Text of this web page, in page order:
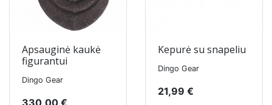
Apsauginė kaukė
figurantui
Dingo Gear
330,00 €
Kepurė su snapeliu
Dingo Gear
21,99 €